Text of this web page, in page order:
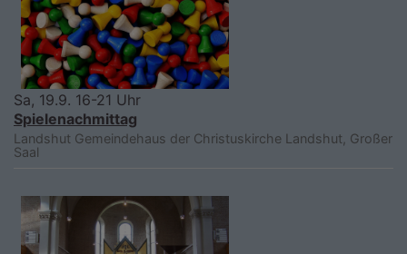
Sa, 19.9. 16-21 Uhr
Spielenachmittag
Landshut Gemeindehaus der Christuskirche Landshut, Großer
Saal